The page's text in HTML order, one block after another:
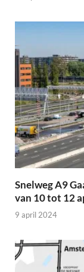
Snelweg A9
van 10 tot 12
9 april 2024